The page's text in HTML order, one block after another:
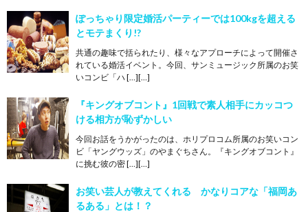
ぽっちゃり限定婚活パーティーでは100kgを超える
とモテまくり!?
共通の趣味で括られたり、様々なアプローチによって開催さ
れている婚活イベント。今回、サンミュージック所属のお笑
いコンビ「ハ […][…]
『キングオブコント』1回戦で素人相手にカッコつ
ける相方が恥ずかしい
今回お話をうかがったのは、ホリプロコム所属のお笑いコン
ビ「ヤングウッズ」のやまぐちさん。『キングオブコント』
に挑む彼の密 […][…]
お笑い芸人が教えてくれる かなりコアな「福岡あ
るある」とは！？